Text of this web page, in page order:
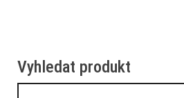
Vyhledat produkt